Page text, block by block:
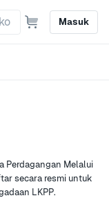
Masuk
Perdagangan Melalui
secara resmi untuk
LKPP.